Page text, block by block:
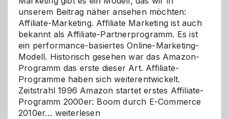
unserem Beitrag näher ansehen möchten:
Affiliate-Marketing. Affiliate Marketing ist auch
bekannt als Affiliate-Partnerprogramm. Es ist
ein performance-basiertes Online-Marketing-
Modell. Historisch gesehen war das Amazon-
Programm das erste dieser Art. Affiliate-
Programme haben sich weiterentwickelt.
Zeitstrahl 1996 Amazon startet erstes Affiliate-
Programm 2000er: Boom durch E-Commerce
2010er… Affiliate-
weiterlesen